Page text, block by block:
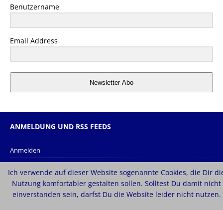
Benutzername
Email Address
Newsletter Abo
ANMELDUNG UND RSS FEEDS
Anmelden
Kommentar-Feed
WordPress.org
Ich verwende auf dieser Website sogenannte Cookies, die Dir
Nutzung komfortabler gestalten sollen. Solltest Du damit nicht
einverstanden sein, darfst Du die Website leider nicht nutzen.